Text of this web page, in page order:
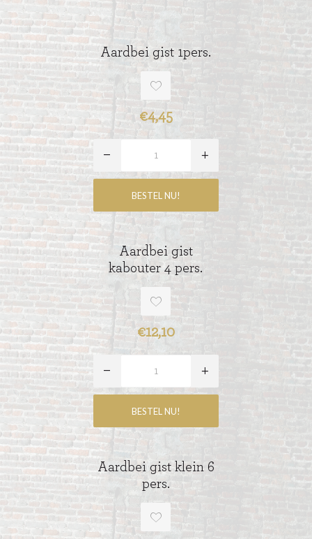
Aardbei gist 1pers.
€4,45
Aardbei gist
kabouter 4 pers.
€12,10
Aardbei gist klein 6
pers.